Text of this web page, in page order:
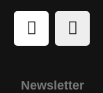
Newsletter